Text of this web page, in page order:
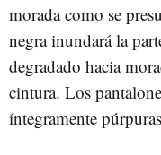
morada como se
negra inundará la
degradado hacia
cintura. Los
íntegramente